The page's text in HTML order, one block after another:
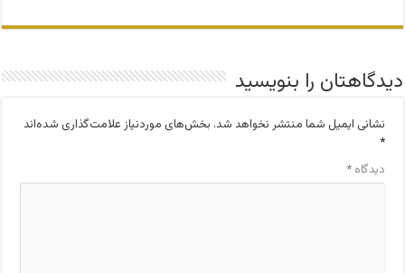
دیدگاهتان را بنویسید
نشانی ایمیل شما منتشر نخواهد شد. بخش‌های موردنیاز علامت‌گذاری شده‌اند
*
دیدگاه*